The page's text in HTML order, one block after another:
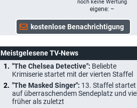
noch keine Wertung
eigene: –
Meistgelesene TV-News
"The Chelsea Detective": Beliebte
Krimiserie startet mit der vierten Staffel
"The Masked Singer": 13. Staffel startet
auf überraschendem Sendeplatz und viel
früher als zuletzt